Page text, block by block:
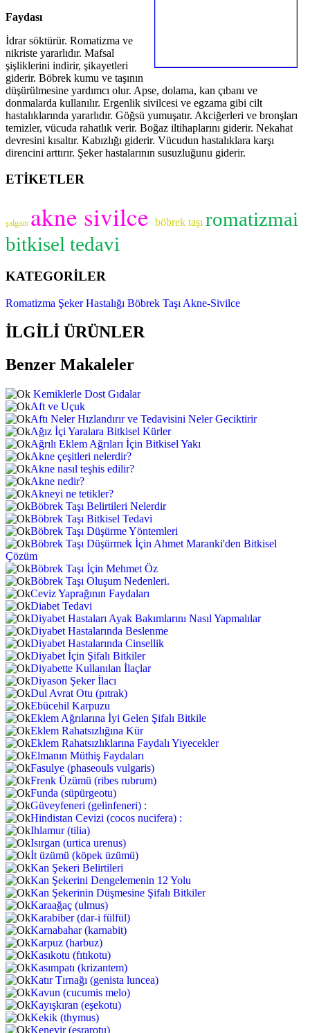
Faydası
İdrar söktürür. Romatizma ve
nikriste yararlıdır. Mafsal
şişliklerini indirir, şikayetleri
giderir. Böbrek kumu ve taşının
düşürülmesine yardımcı olur. Apse, dolama, kan çıbanı ve
donmalarda kullanılır. Ergenlik sivilcesi ve egzama gibi cilt
hastalıklarında yararlıdır. Göğsü yumuşatır. Akciğerleri ve bronşları
temizler, vücuda rahatlık verir. Boğaz iltihaplarını giderir. Nekahat
devresini kısaltır. Kabızlığı giderir. Vücudun hastalıklara karşı
direncini arttırır. Şeker hastalarının susuzluğunu giderir.
ETİKETLER
şalgam akne sivilce böbrek taşı romatizmai
bitkisel tedavi
KATEGORİLER
Romatizma Şeker Hastalığı Böbrek Taşı Akne-Sivilce
İLGİLİ ÜRÜNLER
Benzer Makaleler
Kemiklerle Dost Gıdalar
Aft ve Uçuk
Aftı Neler Hızlandırır ve Tedavisini Neler Geciktirir
Ağız İçi Yaralara Bitkisel Kürler
Ağrılı Eklem Ağrıları İçin Bitkisel Yakı
Akne çeşitleri nelerdir?
Akne nasıl teşhis edilir?
Akne nedir?
Akneyi ne tetikler?
Böbrek Taşı Belirtileri Nelerdir
Böbrek Taşı Bitkisel Tedavi
Böbrek Taşı Düşürme Yöntemleri
Böbrek Taşı Düşürmek İçin Ahmet Maranki'den Bitkisel
Çözüm
Böbrek Taşı İçin Mehmet Öz
Böbrek Taşı Oluşum Nedenleri.
Ceviz Yaprağının Faydaları
Diabet Tedavi
Diyabet Hastaları Ayak Bakımlarını Nasıl Yapmalılar
Diyabet Hastalarında Beslenme
Diyabet Hastalarında Cinsellik
Diyabet İçin Şifalı Bitkiler
Diyabette Kullanılan İlaçlar
Diyason Şeker İlacı
Dul Avrat Otu (pıtrak)
Ebücehil Karpuzu
Eklem Ağrılarına İyi Gelen Şifalı Bitkile
Eklem Rahatsızlığına Kür
Eklem Rahatsızlıklarına Faydalı Yiyecekler
Elmanın Müthiş Faydaları
Fasulye (phaseouls vulgaris)
Frenk Üzümü (ribes rubrum)
Funda (süpürgeotu)
Güveyfeneri (gelinfeneri) :
Hindistan Cevizi (cocos nucifera) :
Ihlamur (tilia)
Isırgan (urtica urenus)
İt üzümü (köpek üzümü)
Kan Şekeri Belirtileri
Kan Şekerini Dengelemenin 12 Yolu
Kan Şekerinin Düşmesine Şifalı Bitkiler
Karaağaç (ulmus)
Karabiber (dar-i fülfül)
Karnabahar (karnabit)
Karpuz (harbuz)
Kasıkotu (fıtıkotu)
Kasımpatı (krizantem)
Katır Tırnağı (genista luncea)
Kavun (cucumis melo)
Kayışkıran (eşekotu)
Kekik (thymus)
Kenevir (esrarotu)